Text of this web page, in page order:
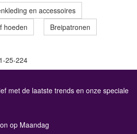
en accessoires
hoeden
Breipatronen
25-224
met de laatste trends en onze speciale
op Maandag